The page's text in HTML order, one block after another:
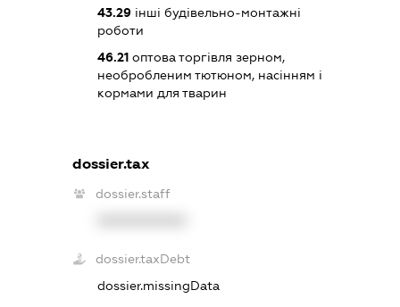
43.29інші будівельно-монтажні
роботи
46.21оптова торгівля зерном,
необробленим тютюном, насінням і
кормами для тварин
dossier.tax
dossier.staff
dossier.taxDebt
dossier.missingData